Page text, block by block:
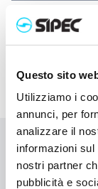
Questo sito
Utilizziamo i
annunci, per
analizzare il
informazioni
nostri partner
pubblicità e
Prix
imprimé
4,480
Vous n'avez
Contactez-